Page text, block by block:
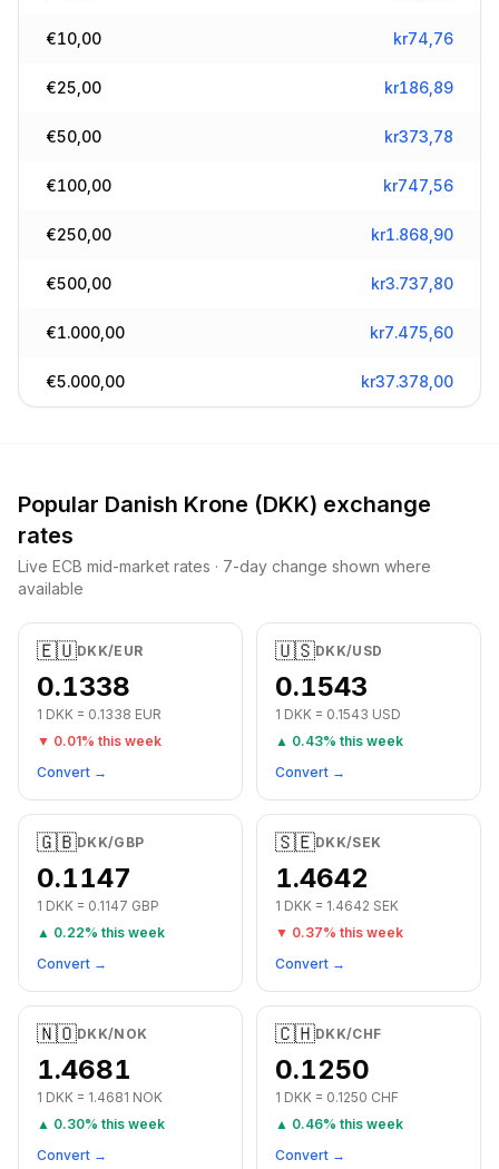
€10,00 kr74,76
€25,00 kr186,89
€50,00 kr373,78
€100,00 kr747,56
€250,00 kr1.868,90
€500,00 kr3.737,80
€1.000,00 kr7.475,60
€5.000,00 kr37.378,00
Popular Danish Krone (DKK) exchange
rates
Live ECB mid-market rates · 7-day change shown where
available
🇪🇺DKK/EUR
0.1338
1 DKK = 0.1338 EUR
▼ 0.01% this week
Convert →
🇺🇸DKK/USD
0.1543
1 DKK = 0.1543 USD
▲ 0.43% this week
Convert →
🇬🇧DKK/GBP
0.1147
1 DKK = 0.1147 GBP
▲ 0.22% this week
Convert →
🇸🇪DKK/SEK
1.4642
1 DKK = 1.4642 SEK
▼ 0.37% this week
Convert →
🇳🇴DKK/NOK
1.4681
1 DKK = 1.4681 NOK
▲ 0.30% this week
Convert →
🇨🇭DKK/CHF
0.1250
1 DKK = 0.1250 CHF
▲ 0.46% this week
Convert →